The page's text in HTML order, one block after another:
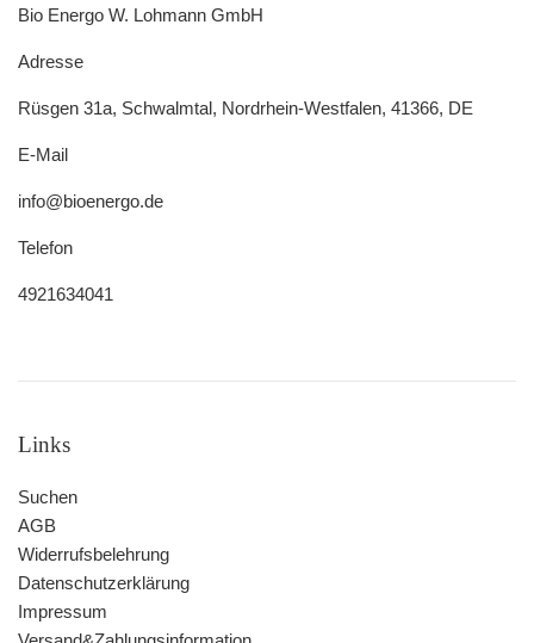
Bio Energo W. Lohmann GmbH
Adresse
Rüsgen 31a, Schwalmtal, Nordrhein-Westfalen, 41366, DE
E-Mail
info@bioenergo.de
Telefon
4921634041
Links
Suchen
AGB
Widerrufsbelehrung
Datenschutzerklärung
Impressum